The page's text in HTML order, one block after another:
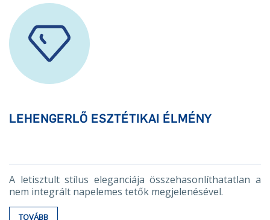
LEHENGERLŐ ESZTÉTIKAI ÉLMÉNY
A letisztult stílus eleganciája összehasonlíthatatlan a
nem integrált napelemes tetők megjelenésével.
TOVÁBB